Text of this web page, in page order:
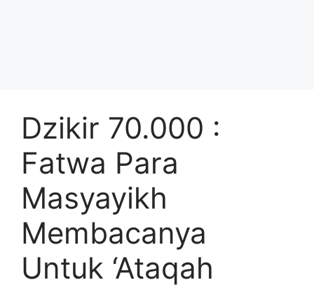
Dzikir 70.000 :
Fatwa Para
Masyayikh
Membacanya
Untuk ‘Ataqah